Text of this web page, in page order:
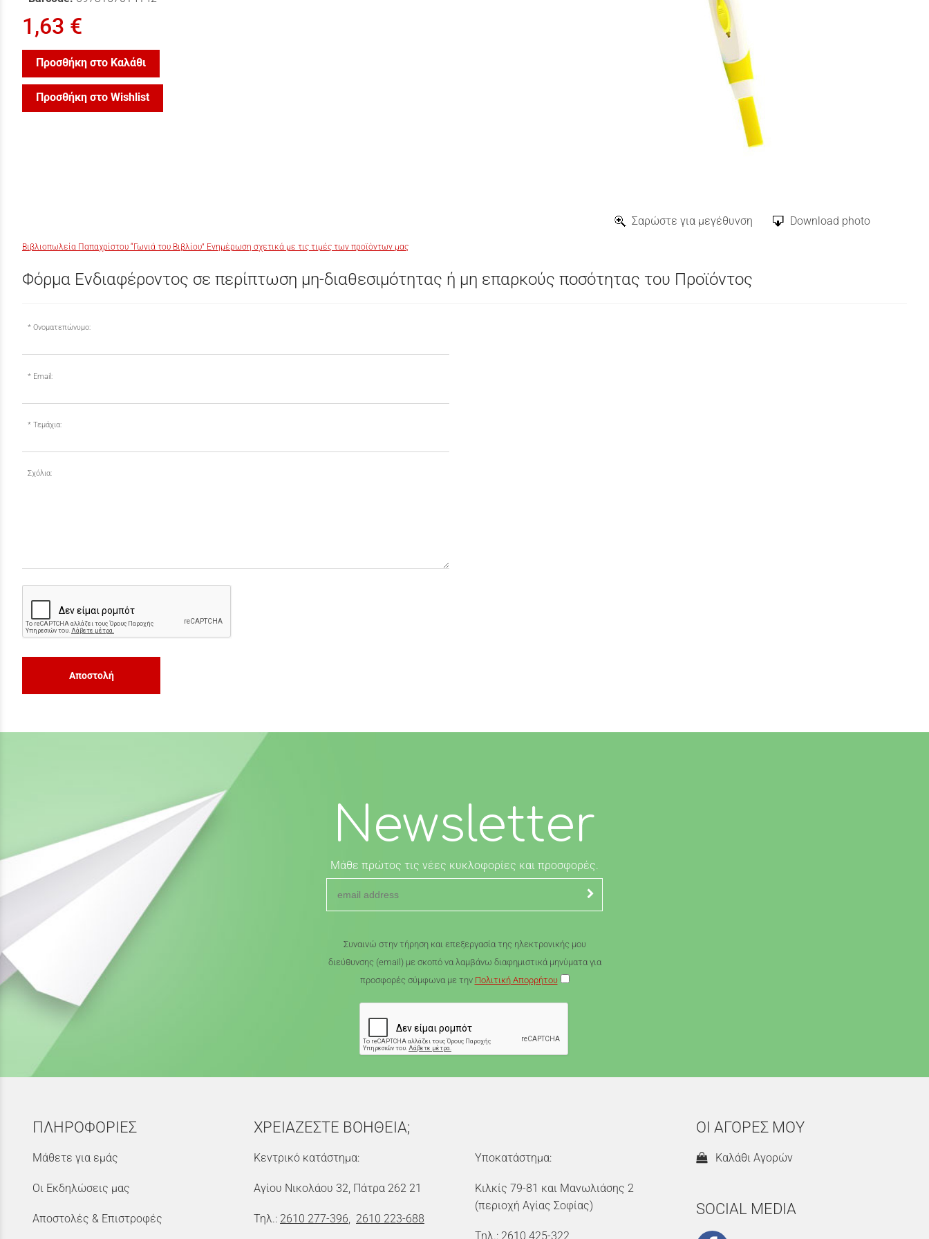
Σαρώστε για μεγέθυνση Download photo
1,63 €
Προσθήκη στο Καλάθι
Προσθήκη στο Wishlist
Βιβλιοπωλεία Παπαχρίστου “Γωνιά του Βιβλίου” Ενημέρωση σχετικά με τις τιμές των προϊόντων μας
Φόρμα Ενδιαφέροντος σε περίπτωση μη-διαθεσιμότητας ή μη επαρκούς ποσότητας του Προϊόντος
Ονοματεπώνυμο:
Email:
Τεμάχια:
Σχόλια:
Αποστολή
Newsletter
Μάθε πρώτος τις νέες κυκλοφορίες και προσφορές.
Συναινώ στην τήρηση και επεξεργασία της ηλεκτρονικής μου
διεύθυνσης (email) με σκοπό να λαμβάνω διαφημιστικά μηνύματα για
προσφορές σύμφωνα με την Πολιτική Απορρήτου
ΠΛΗΡΟΦΟΡΙΕΣ
Μάθετε για εμάς
Οι Εκδηλώσεις μας
Αποστολές & Επιστροφές
ΧΡΕΙΑΖΕΣΤΕ ΒΟΗΘΕΙΑ;
Κεντρικό κατάστημα:
Αγίου Νικολάου 32, Πάτρα 262 21
Τηλ.: 2610 277-396, 2610 223-688
Υποκατάστημα:
Κιλκίς 79-81 και Μανωλιάσης 2
(περιοχή Αγίας Σοφίας)
Τηλ.: 2610 425-322
ΟΙ ΑΓΟΡΕΣ ΜΟΥ
Καλάθι Αγορών
SOCIAL MEDIA